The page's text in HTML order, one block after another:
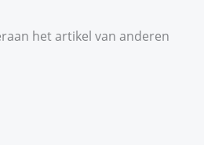
het artikel van anderen